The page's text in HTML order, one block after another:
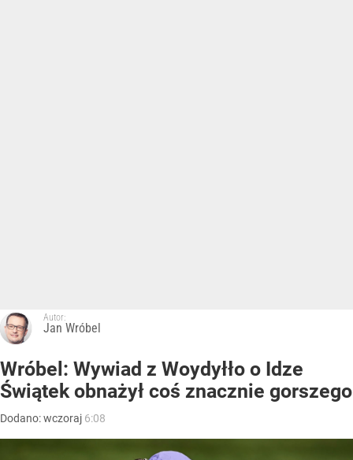
Autor:
Jan Wróbel
Wróbel: Wywiad z Woydyłło o Idze
Świątek obnażył coś znacznie gorszego
Dodano:wczoraj 6:08